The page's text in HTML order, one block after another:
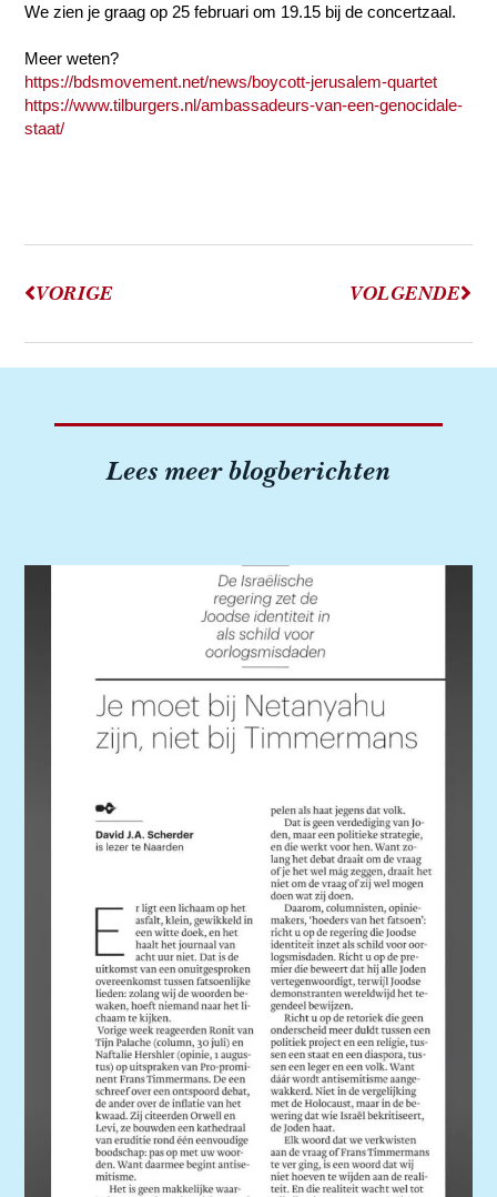
We zien je graag op 25 februari om 19.15 bij de concertzaal.
Meer weten?
https://bdsmovement.net/news/boycott-jerusalem-quartet
https://www.tilburgers.nl/ambassadeurs-van-een-genocidale-
staat/
VORIGE VOLGENDE
Lees meer blogberichten